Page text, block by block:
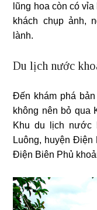
lũng hoa còn có
khách chụp ảnh,
lành.
Du lịch nước
Đến khám phá
không nên bỏ qua
Khu du lịch nước
Luông, huyện Điện
Điện Biên Phủ